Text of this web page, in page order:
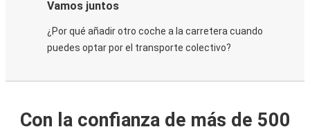
Vamos juntos
¿Por qué añadir otro coche a la carretera cuando
puedes optar por el transporte colectivo?
Con la confianza de más de 500